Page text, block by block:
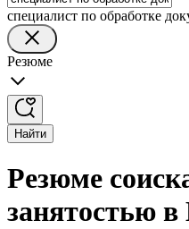
специалист по обработке
Резюме
Найти
Резюме
занятостью